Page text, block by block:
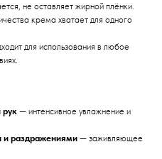
не оставляет жирной плёнки.
крема хватает для одного
для использования в любое
рук — интенсивное увлажнение и
раздражениями — заживляющее